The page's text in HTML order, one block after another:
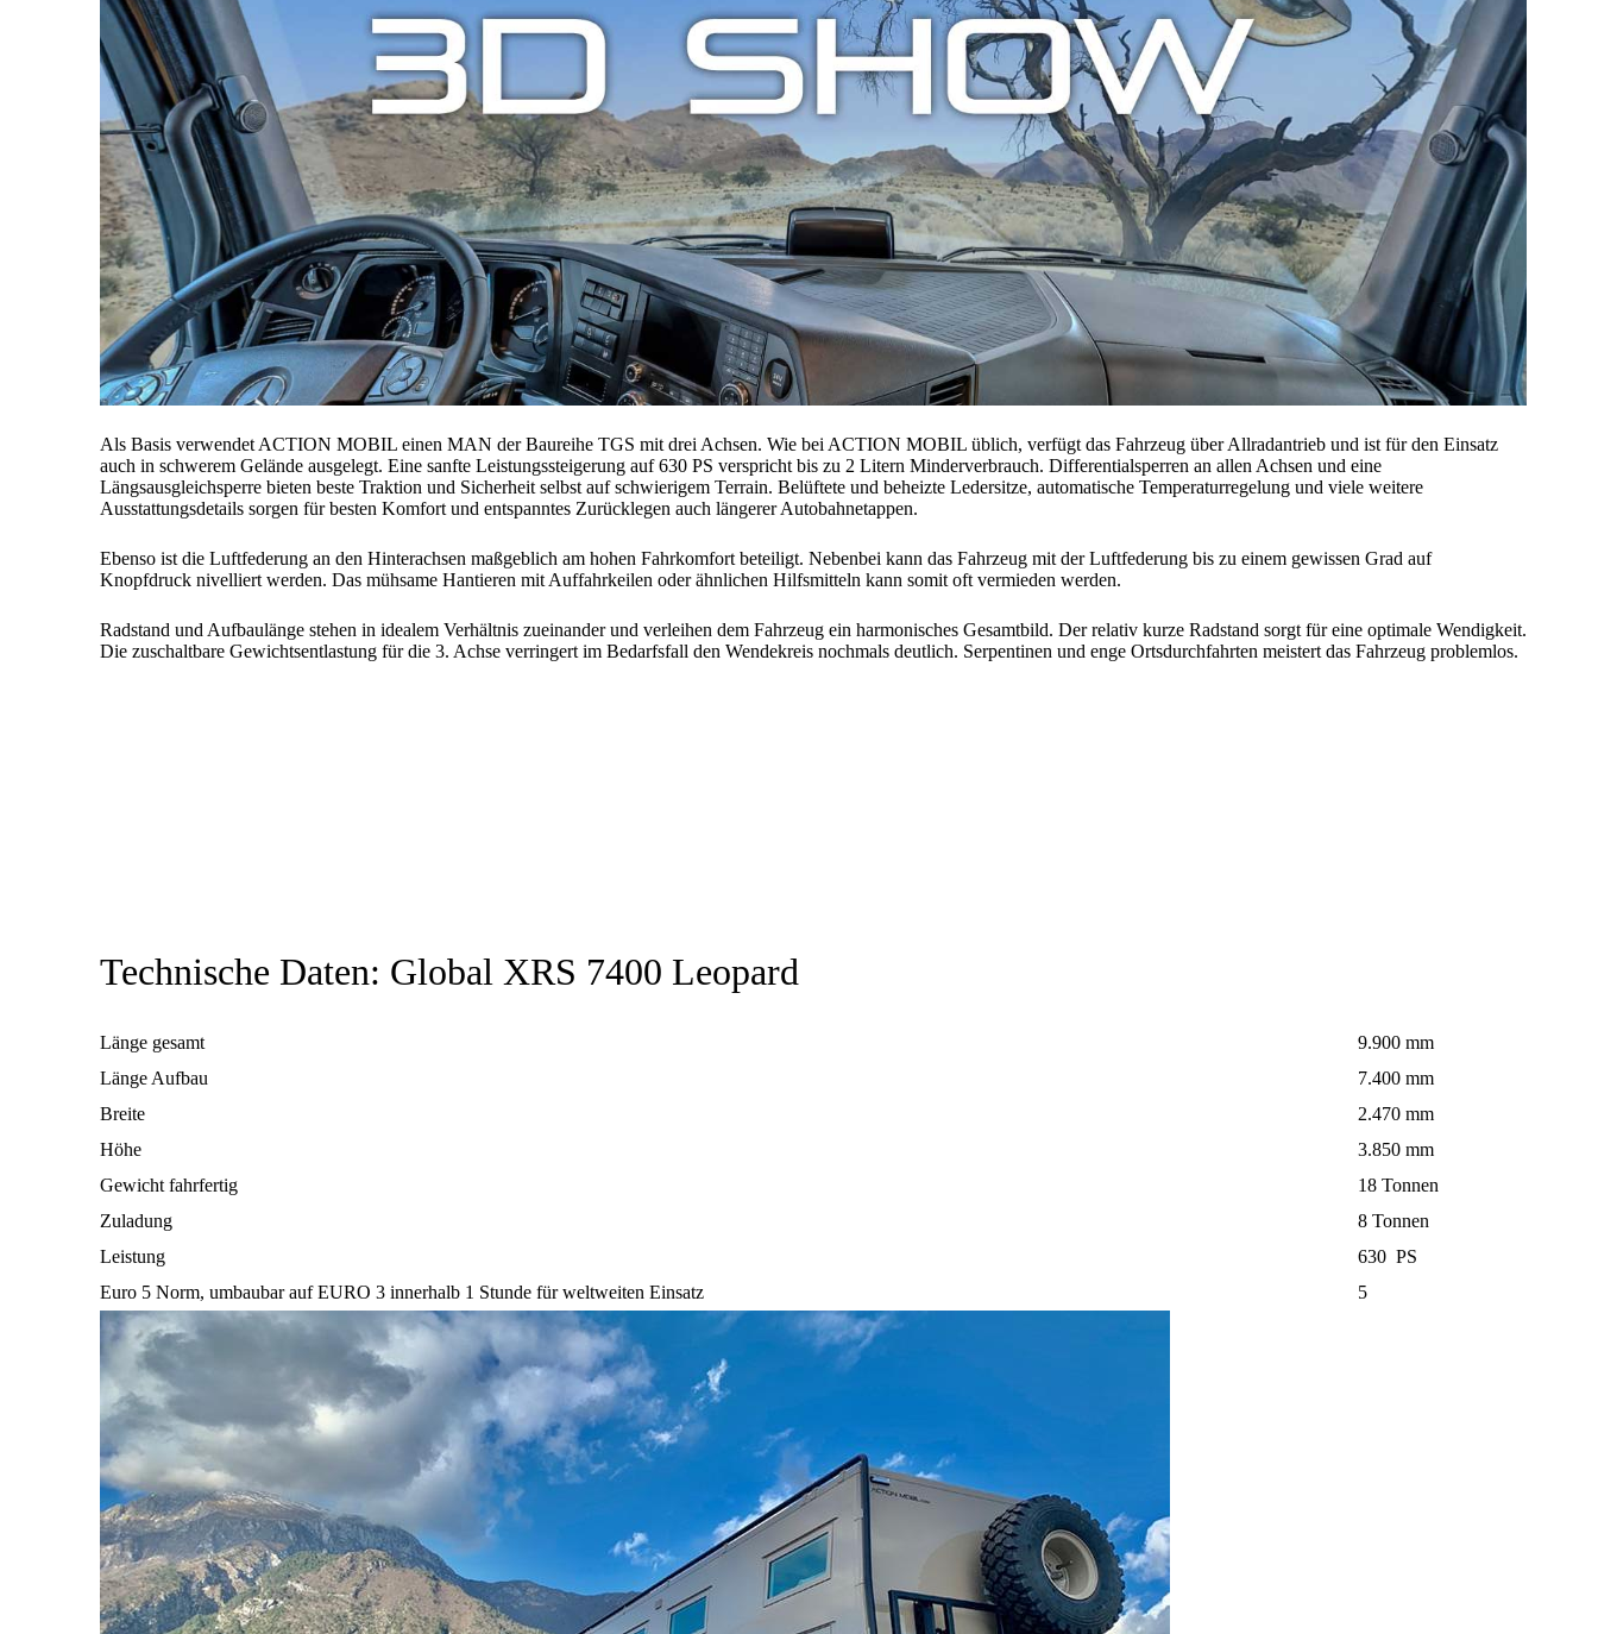
Als Basis verwendet ACTION MOBIL einen MAN der Baureihe TGS mit drei Achsen. Wie bei ACTION MOBIL üblich, verfügt das Fahrzeug über Allradantrieb und ist für den Einsatz
auch in schwerem Gelände ausgelegt. Eine sanfte Leistungssteigerung auf 630 PS verspricht bis zu 2 Litern Minderverbrauch. Differentialsperren an allen Achsen und eine
Längsausgleichsperre bieten beste Traktion und Sicherheit selbst auf schwierigem Terrain. Belüftete und beheizte Ledersitze, automatische Temperaturregelung und viele weitere
Ausstattungsdetails sorgen für besten Komfort und entspanntes Zurücklegen auch längerer Autobahnetappen.
Ebenso ist die Luftfederung an den Hinterachsen maßgeblich am hohen Fahrkomfort beteiligt. Nebenbei kann das Fahrzeug mit der Luftfederung bis zu einem gewissen Grad auf
Knopfdruck nivelliert werden. Das mühsame Hantieren mit Auffahrkeilen oder ähnlichen Hilfsmitteln kann somit oft vermieden werden.
Radstand und Aufbaulänge stehen in idealem Verhältnis zueinander und verleihen dem Fahrzeug ein harmonisches Gesamtbild. Der relativ kurze Radstand sorgt für eine optimale Wendigkeit.
Die zuschaltbare Gewichtsentlastung für die 3. Achse verringert im Bedarfsfall den Wendekreis nochmals deutlich. Serpentinen und enge Ortsdurchfahrten meistert das Fahrzeug problemlos.
Technische Daten: Global XRS 7400 Leopard
Länge gesamt
9.900 mm
Länge Aufbau
7.400 mm
Breite
2.470 mm
Höhe
3.850 mm
Gewicht fahrfertig
18 Tonnen
Zuladung
8 Tonnen
Leistung
630 PS
Euro 5 Norm, umbaubar auf EURO 3 innerhalb 1 Stunde für weltweiten Einsatz
5